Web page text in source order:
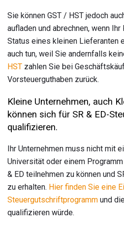
Sie können GST / HST jedoch
aufladen und abrechnen, wenn
Status eines kleinen Lieferanten
auch tun, weil Sie andernfalls
HST zahlen Sie bei
Vorsteuerguthaben zurück.
Kleine Unternehmen, auch
können sich für SR & ED-
qualifizieren.
Ihr Unternehmen muss nicht mit
Universität oder einem
& ED teilnehmen zu können und
zu erhalten. Hier finden Sie eine
Steuergutschriftprogramm und
qualifizieren würde.